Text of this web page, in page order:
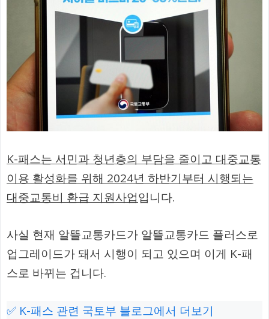
K-패스는 서민과 청년층의 부담을 줄이고 대중교통
이용 활성화를 위해 2024년 하반기부터 시행되는
대중교통비 환급 지원사업입니다.
사실 현재 알뜰교통카드가 알뜰교통카드 플러스로
업그레이드가 돼서 시행이 되고 있으며 이게 K-패
스로 바뀌는 겁니다.
✅ K-패스 관련 국토부 블로그에서 더보기